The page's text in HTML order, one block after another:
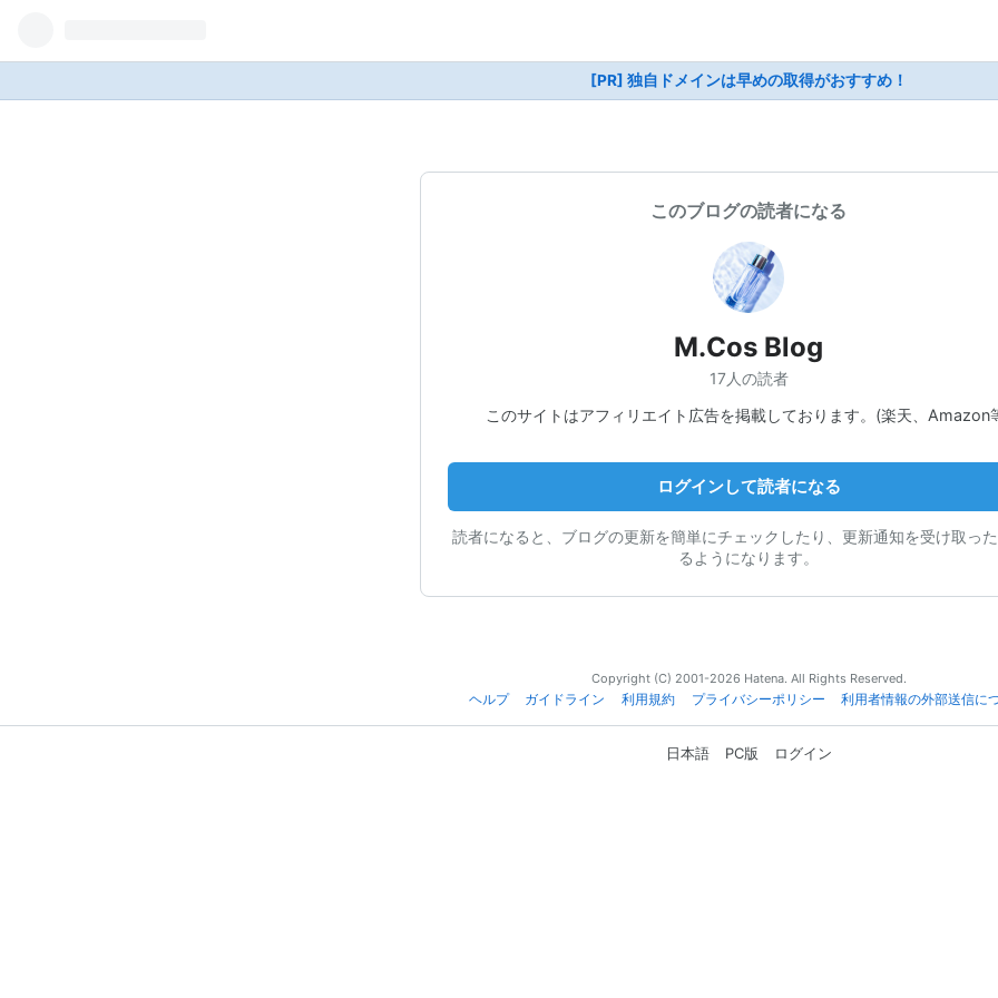
[PR] 独自ドメインは早めの取得がおすすめ！
このブログの読者になる
M.Cos Blog
17人の読者
このサイトはアフィリエイト広告を掲載しております。(楽天、Amazon
ログインして読者になる
読者になると、ブログの更新を簡単にチェックしたり、更新通知を受け取っ
るようになります。
Copyright (C) 2001-2026 Hatena. All Rights Reserved.
ヘルプ
ガイドライン 利用規約 プライバシーポリシー 利用者情報の外部送信に
日本語 PC版 ログイン